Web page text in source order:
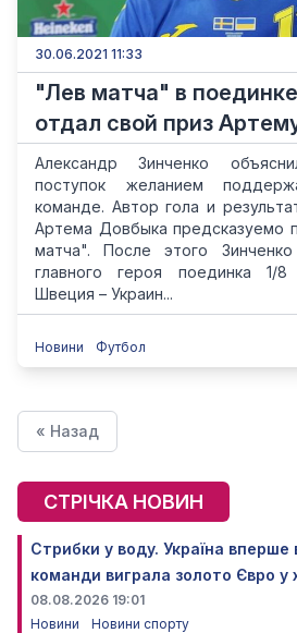
30.06.2021 11:33
"Лев матча" в
отдал свой приз
Александр Зинченко
поступок желанием
команде. Автор гола и
Артема Довбыка предсказуемо
матча". После этого
главного героя поединка 1/
Швеция – Украин...
Новини Футбол
« Назад
СТРІЧКА НОВИН
Стрибки у воду. Україна вперше
команди виграла золото Євро у
08.08.2026 19:01
Новини
Новини спорту